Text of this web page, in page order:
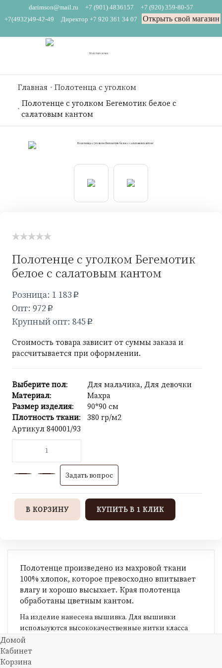
darimson@mail.ru +7 (901) 4836157
+7 (920) 359-80-57
+7(4932)49-42-49
Директор +7 920 361 34 07 Открыть свой магазин
Главная
Полотенца с уголком
Полотенце с уголком Бегемотик белое с
салатовым кантом
Полотенце с уголком Бегемотик
белое с салатовым кантом
Розница: 1 183 p
Опт: 972 p
Крупный опт: 845 p
Стоимость товара зависит от суммы заказа и
рассчитывается при оформлении.
Выберите пол:
Для мальчика, Для девочки
Материал:
Махра
Размер изделия:
90*90 см
Плотность ткани:
380 гр/м2
Артикул 840001/93
Задать вопрос
В КОРЗИНУ КУПИТЬ В 1 КЛИК
Полотенце произведено из махровой ткани
100% хлопок, которое превосходно впитывает
влагу и хорошо высыхает. Края полотенца
обработаны цветным кантом.
На изделие нанесена вышивка. Для вышивки
используются высококачественные нитки класса
премиум.
"
Домой
Кабинет
Корзина